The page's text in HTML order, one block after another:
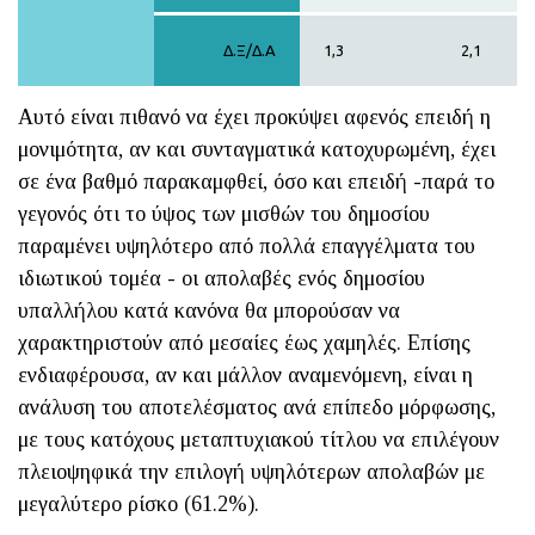
Δ.Ξ/Δ.Α 1,3 2,1
Αυτό είναι πιθανό να έχει προκύψει αφενός επειδή η
μονιμότητα, αν και συνταγματικά κατοχυρωμένη, έχει
σε ένα βαθμό παρακαμφθεί, όσο και επειδή -παρά το
γεγονός ότι το ύψος των μισθών του δημοσίου
παραμένει υψηλότερο από πολλά επαγγέλματα του
ιδιωτικού τομέα - οι απολαβές ενός δημοσίου
υπαλλήλου κατά κανόνα θα μπορούσαν να
χαρακτηριστούν από μεσαίες έως χαμηλές. Επίσης
ενδιαφέρουσα, αν και μάλλον αναμενόμενη, είναι η
ανάλυση του αποτελέσματος ανά επίπεδο μόρφωσης,
με τους κατόχους μεταπτυχιακού τίτλου να επιλέγουν
πλειοψηφικά την επιλογή υψηλότερων απολαβών με
μεγαλύτερο ρίσκο (61.2%).